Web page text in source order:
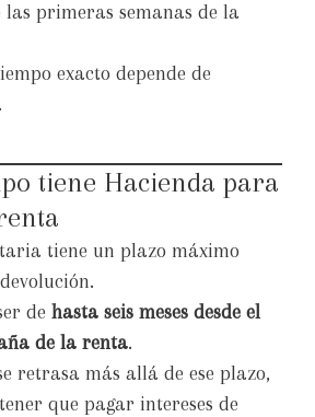
primeras semanas de la
exacto depende de
tiene Hacienda para
tiene un plazo máximo
de hasta seis meses desde el
de la renta.
retrasa más allá de ese plazo,
que pagar intereses de